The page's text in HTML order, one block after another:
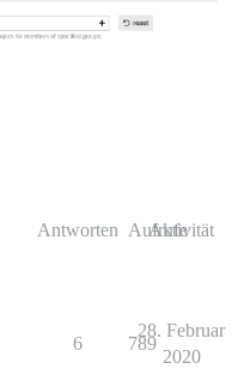
Antworten Aufrufe
Aktivität
6 789
28. Februar
2020